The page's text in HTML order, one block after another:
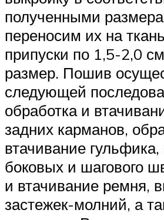
полученными
переносим их на
припуски по 1,5-2,0
размер. Пошив
следующей
обработка и
задних карманов,
втачивание
боковых и шагового
и втачивание ремня,
застежек-молний, а